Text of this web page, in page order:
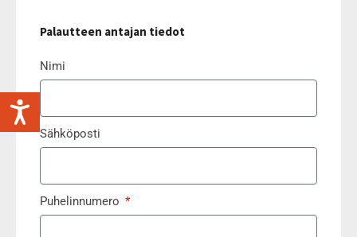
Palautteen antajan tiedot
Nimi
Sähköposti
Puhelinnumero